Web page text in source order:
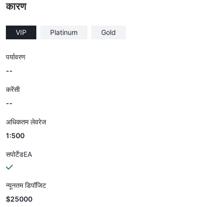
कारण
VIP Platinum Gold
पर्यावरण
--
करेंसी
--
अधिकतम लेवरेज
1:500
सपोर्टेडEA
न्यूनतम डिपॉजिट
$25000